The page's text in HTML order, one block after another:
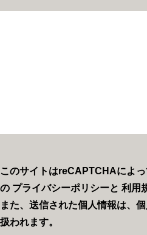
このサイトはreCAPTCHAによ
の プライバシーポリシーと 利用
また、送信された個人情報は、
扱われます。